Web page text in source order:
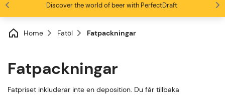
Discover the world of beer with PerfectDraft
Ölentusiaster älskar oss 4.4/5
Home Fatöl Fatpackningar
Fatpackningar
Fatpriset inkluderar inte en deposition. Du får tillbaka